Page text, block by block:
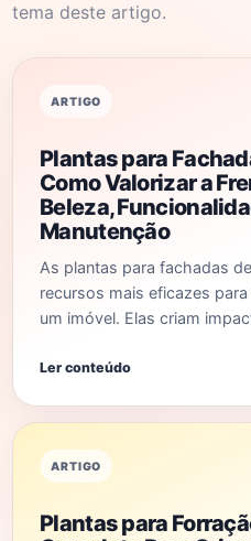
tema deste artigo.
ARTIGO
Plantas para
Como Valorizar a
Beleza,
Manutenção
As plantas para fachadas
recursos mais eficazes
um imóvel. Elas criam
Ler conteúdo
ARTIGO
Plantas para